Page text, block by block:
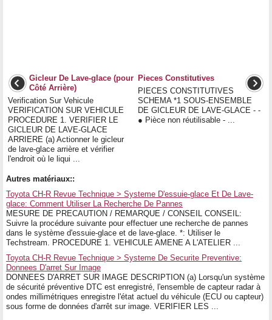
Gicleur De Lave-glace (pour
Côté Arrière)
Verification Sur Vehicule
VERIFICATION SUR VEHICULE
PROCEDURE 1. VERIFIER LE
GICLEUR DE LAVE-GLACE
ARRIERE (a) Actionner le gicleur
de lave-glace arrière et vérifier
l'endroit où le liqui ...
Pieces Constitutives
PIECES CONSTITUTIVES
SCHEMA *1 SOUS-ENSEMBLE
DE GICLEUR DE LAVE-GLACE - -
● Pièce non réutilisable - ...
Autres matériaux::
Toyota CH-R Revue Technique > Systeme D'essuie-glace Et De Lave-
glace: Comment Utiliser La Recherche De Pannes
MESURE DE PRECAUTION / REMARQUE / CONSEIL CONSEIL:
Suivre la procédure suivante pour effectuer une recherche de pannes
dans le système d'essuie-glace et de lave-glace. *: Utiliser le
Techstream. PROCEDURE 1. VEHICULE AMENE A L'ATELIER ...
Toyota CH-R Revue Technique > Systeme De Securite Preventive:
Donnees D'arret Sur Image
DONNEES D'ARRET SUR IMAGE DESCRIPTION (a) Lorsqu'un système
de sécurité préventive DTC est enregistré, l'ensemble de capteur radar à
ondes millimétriques enregistre l'état actuel du véhicule (ECU ou capteur)
sous forme de données d'arrêt sur image. VERIFIER LES ...